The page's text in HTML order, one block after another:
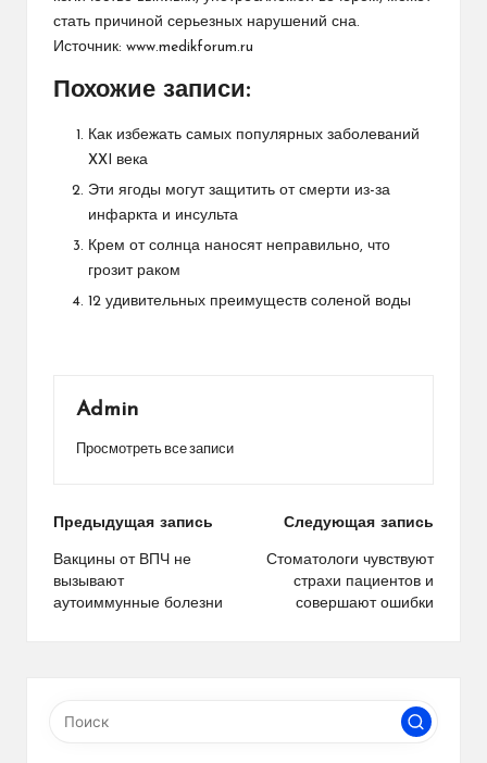
стать причиной серьезных нарушений сна
Источник: www.medikforum.ru
Похожие записи:
Как избежать самых популярных заболеваний
XXI века
Эти ягоды могут защитить от смерти из-за
инфаркта и инсульта
Крем от солнца наносят неправильно, что
грозит раком
12 удивительных преимуществ соленой воды
Admin
Просмотреть все записи
Навигация
по
записям
Предыдущая запись
Вакцины от ВПЧ не
вызывают
аутоиммунные болезни
Следующая запись
Стоматологи чувствуют
страхи пациентов и
совершают ошибки